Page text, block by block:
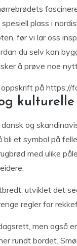
plass i
før vi lar oss
du selv kan
å prøve noe
på https://
og
et symbol på
med ulike
utviklet det
regler for
men også
rundt bordet.